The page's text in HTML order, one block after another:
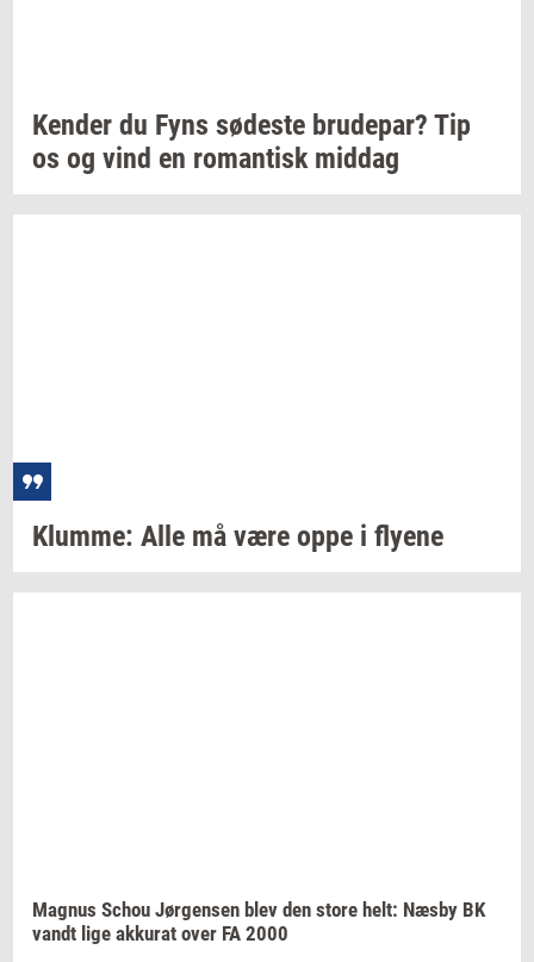
Ken­der du Fyns sø­de­ste bru­de­par? Tip
os og vind en ro­man­tisk mid­dag
Klum­me: Alle må være oppe i fly­e­ne
Magnus Schou Jør­gen­sen blev den store helt: Næsby BK
vandt lige ak­ku­rat over FA 2000